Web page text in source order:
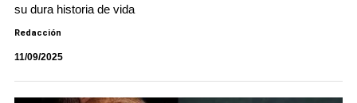
su dura historia de vida
Redacción
11/09/2025